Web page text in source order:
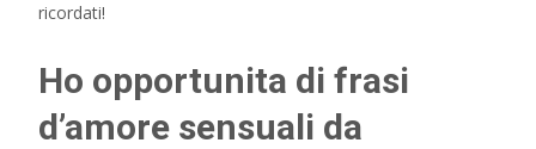
ricordati!
Ho opportunita di frasi
d’amore sensuali da